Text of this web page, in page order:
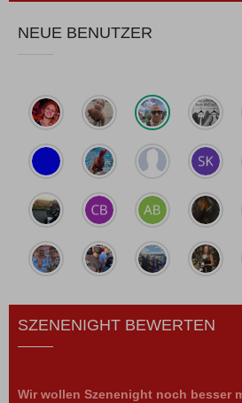
NEUE BENUTZER
SZENENIGHT BEWERTEN
Wir wollen Szenenight noch besser